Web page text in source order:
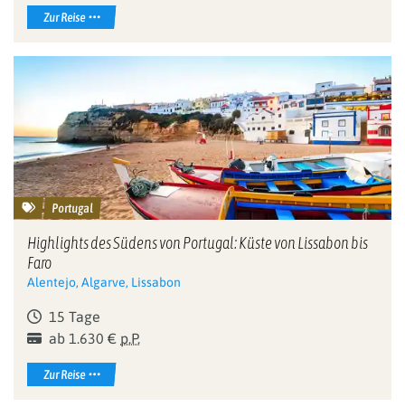
Zur Reise
Portugal
Highlights des Südens von Portugal: Küste von Lissabon bis
Faro
Alentejo, Algarve, Lissabon
15 Tage
ab 1.630 € p.P.
Zur Reise